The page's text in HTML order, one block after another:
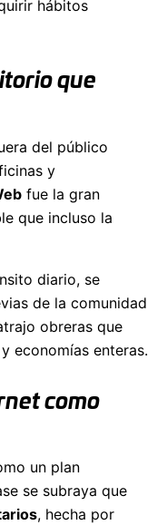
hábitos
que
del público
y
fue la gran
que incluso la
diario, se
de la comunidad
obreras que
economías enteras.
como
un plan
se subraya que
, hecha por